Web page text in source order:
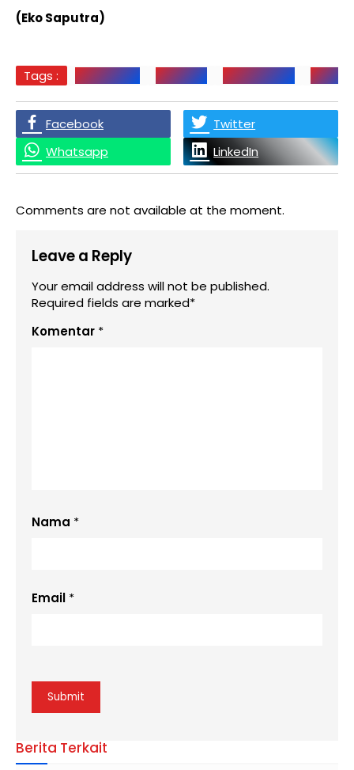
(Eko Saputra)
Tags : GAM PALAS KEJATISU KEPALA DESA MEDAN
Facebook
Twitter
Whatsapp
LinkedIn
Comments are not available at the moment.
Leave a Reply
Your email address will not be published.
Required fields are marked*
Komentar *
Nama *
Email *
Berita Terkait